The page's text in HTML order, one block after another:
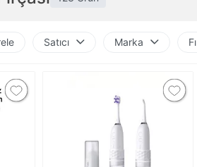
Satıcı Marka